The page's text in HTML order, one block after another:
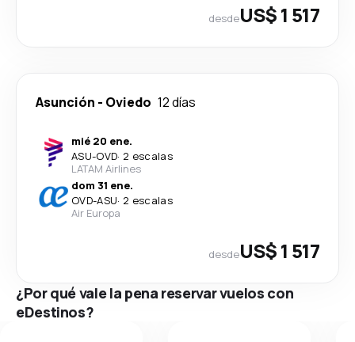
desdeUS$ 1 517
Asunción - Oviedo 12 días
mié 20 ene.
ASU-OVD· 2 escalas
LATAM Airlines
dom 31 ene.
OVD-ASU· 2 escalas
Air Europa
desdeUS$ 1 517
¿Por qué vale la pena reservar vuelos con
eDestinos?